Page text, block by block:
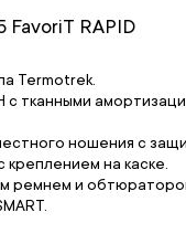
RAPID
Termotrek.
тканными
ношения с
на каске.
ремнем и